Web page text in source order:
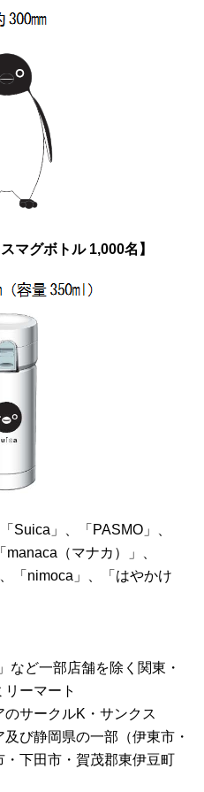
マグボトル 1,000名】
Suica」、「PASMO」、
manaca（マナカ）」、
「nimoca」、「はやかけ
など一部店舗を除く関東・
ーマート
のサークルK・サンクス
び静岡県の一部（伊東市・
下田市・賀茂郡東伊豆町